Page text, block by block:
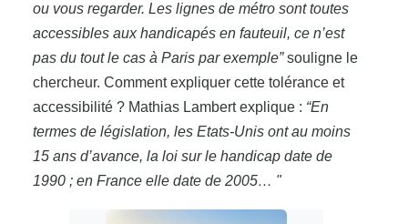
ou vous regarder. Les lignes de métro sont toutes
accessibles aux handicapés en fauteuil, ce n’est
pas du tout le cas à Paris par exemple”souligne le
chercheur. Comment expliquer cette tolérance et
accessibilité ? Mathias Lambert explique : “En
termes de législation, les Etats-Unis ont au moins
15 ans d’avance, la loi sur le handicap date de
1990 ; en France elle date de 2005… "